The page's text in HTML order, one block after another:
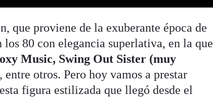
que proviene de la exuberante época de
80 con elegancia superlativa, en la que
Music, Swing Out Sister (muy
, entre otros. Pero hoy vamos a prestar
figura estilizada que llegó desde el